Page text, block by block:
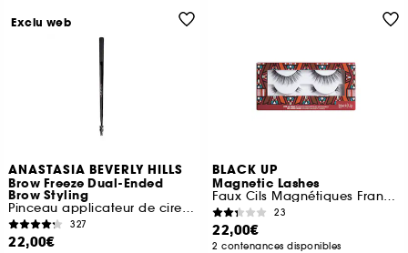
ANASTASIA BEVERLY HILLS
Brow Freeze Dual-Ended
Brow Styling
Pinceau applicateur de cire sourcils
327
22,00€
Exclu web
BLACK UP
Magnetic Lashes
Faux Cils Magnétiques Frange Complète
23
22,00€
2 contenances disponibles